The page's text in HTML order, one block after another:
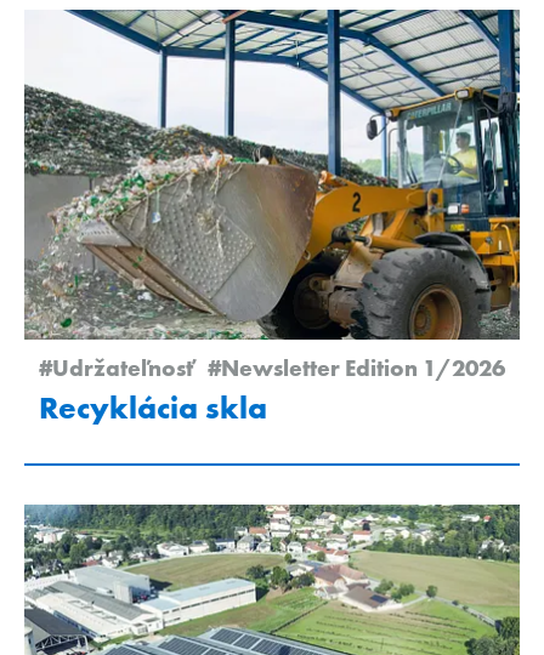
#Udržateľnosť #Newsletter Edition 1/2026
Recyklácia skla